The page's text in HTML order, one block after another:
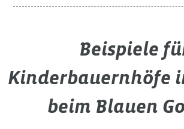
Beispiele
Kinderbauernhöfe
beim Blauen